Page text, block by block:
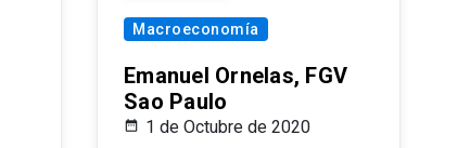
Macroeconomía
Emanuel Ornelas, FGV
Sao Paulo
1 de Octubre de 2020